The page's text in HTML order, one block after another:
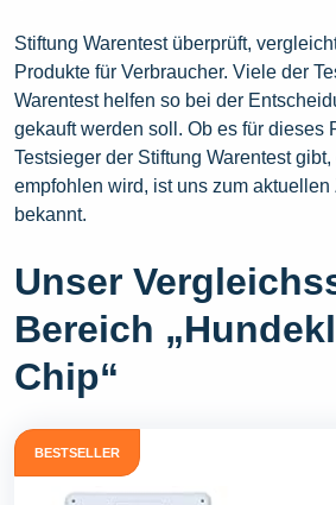
Stiftung Warentest überprüft,
Produkte für Verbraucher. Viele der
Warentest helfen so bei der
gekauft werden soll. Ob es für dieses
Testsieger der Stiftung Warentest
empfohlen wird, ist uns zum aktuellen
bekannt.
Unser
Bereich
Chip“
BESTSELLER